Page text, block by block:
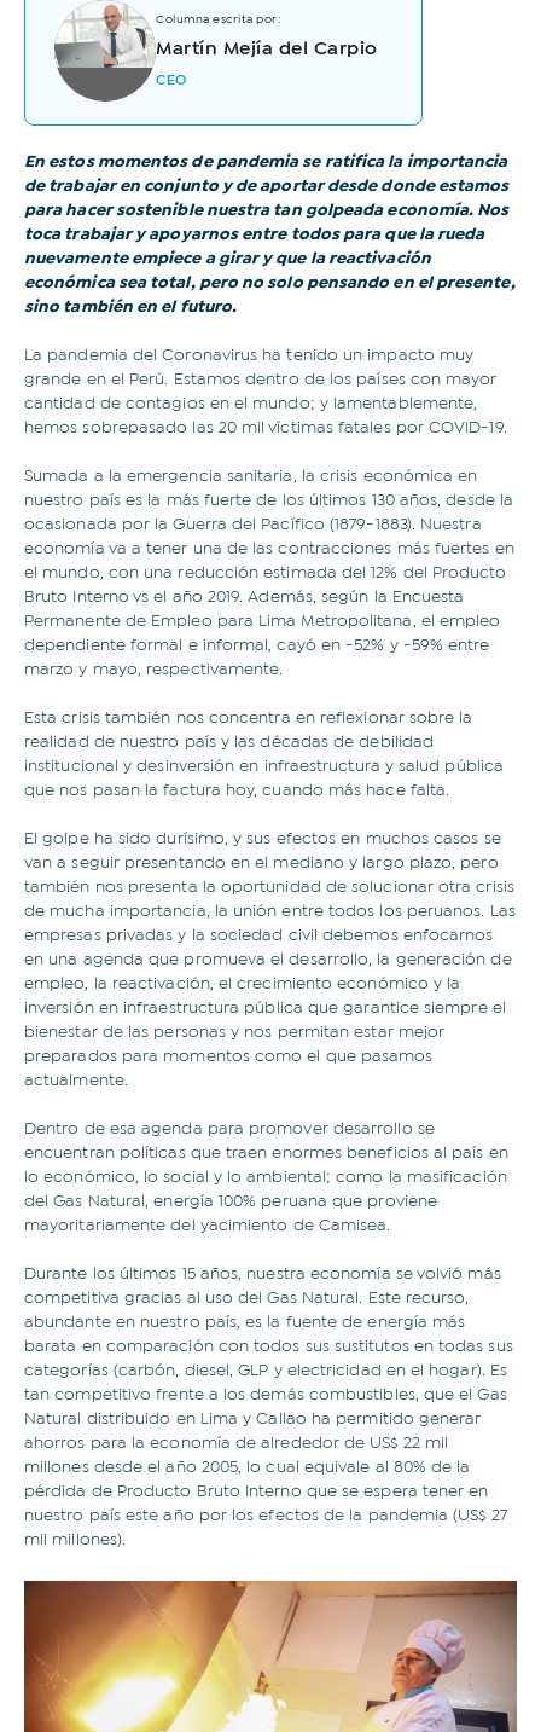
Columna escrita por:
Martín Mejía del Carpio
CEO
En estos momentos de pandemia se ratifica la importancia
de trabajar en conjunto y de aportar desde donde estamos
para hacer sostenible nuestra tan golpeada economía. Nos
toca trabajar y apoyarnos entre todos para que la rueda
nuevamente empiece a girar y que la reactivación
económica sea total, pero no solo pensando en el presente,
sino también en el futuro.
La pandemia del Coronavirus ha tenido un impacto muy
grande en el Perú. Estamos dentro de los países con mayor
cantidad de contagios en el mundo; y lamentablemente,
hemos sobrepasado las 20 mil víctimas fatales por COVID-19.
Sumada a la emergencia sanitaria, la crisis económica en
nuestro país es la más fuerte de los últimos 130 años, desde la
ocasionada por la Guerra del Pacífico (1879-1883). Nuestra
economía va a tener una de las contracciones más fuertes en
el mundo, con una reducción estimada del 12% del Producto
Bruto Interno vs el año 2019. Además, según la Encuesta
Permanente de Empleo para Lima Metropolitana, el empleo
dependiente formal e informal, cayó en -52% y -59% entre
marzo y mayo, respectivamente.
Esta crisis también nos concentra en reflexionar sobre la
realidad de nuestro país y las décadas de debilidad
institucional y desinversión en infraestructura y salud pública
que nos pasan la factura hoy, cuando más hace falta.
El golpe ha sido durísimo, y sus efectos en muchos casos se
van a seguir presentando en el mediano y largo plazo, pero
también nos presenta la oportunidad de solucionar otra crisis
de mucha importancia, la unión entre todos los peruanos. Las
empresas privadas y la sociedad civil debemos enfocarnos
en una agenda que promueva el desarrollo, la generación de
empleo, la reactivación, el crecimiento económico y la
inversión en infraestructura pública que garantice siempre el
bienestar de las personas y nos permitan estar mejor
preparados para momentos como el que pasamos
actualmente.
Dentro de esa agenda para promover desarrollo se
encuentran políticas que traen enormes beneficios al país en
lo económico, lo social y lo ambiental; como la masificación
del Gas Natural, energía 100% peruana que proviene
mayoritariamente del yacimiento de Camisea.
Durante los últimos 15 años, nuestra economía se volvió más
competitiva gracias al uso del Gas Natural. Este recurso,
abundante en nuestro país, es la fuente de energía más
barata en comparación con todos sus sustitutos en todas sus
categorías (carbón, diesel, GLP y electricidad en el hogar). Es
tan competitivo frente a los demás combustibles, que el Gas
Natural distribuido en Lima y Callao ha permitido generar
ahorros para la economía de alrededor de US$ 22 mil
millones desde el año 2005, lo cual equivale al 80% de la
pérdida de Producto Bruto Interno que se espera tener en
nuestro país este año por los efectos de la pandemia (US$ 27
mil millones).